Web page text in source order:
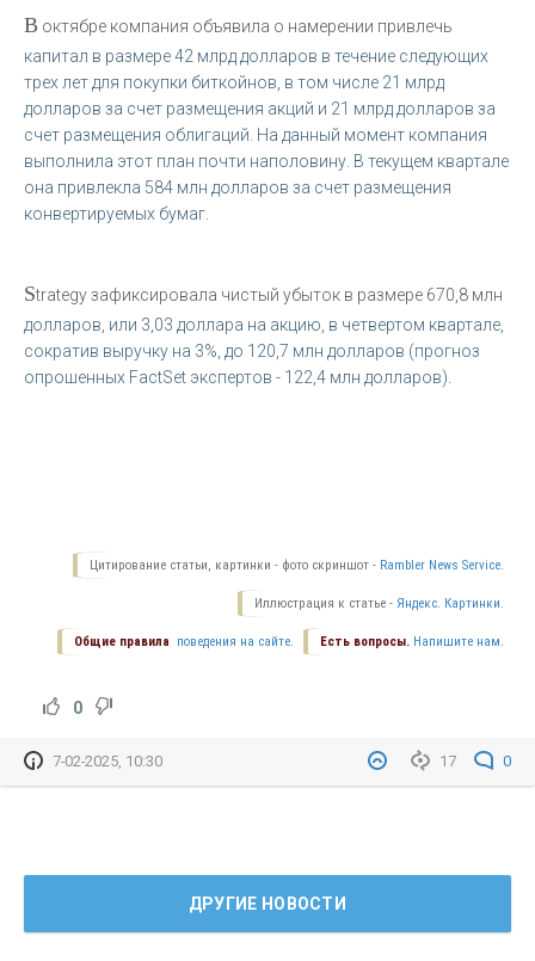
В октябре компания объявила о намерении привлечь
капитал в размере 42 млрд долларов в течение следующих
трех лет для покупки биткойнов, в том числе 21 млрд
долларов за счет размещения акций и 21 млрд долларов за
счет размещения облигаций. На данный момент компания
выполнила этот план почти наполовину. В текущем квартале
она привлекла 584 млн долларов за счет размещения
конвертируемых бумаг.
Strategy зафиксировала чистый убыток в размере 670,8 млн
долларов, или 3,03 доллара на акцию, в четвертом квартале,
сократив выручку на 3%, до 120,7 млн долларов (прогноз
опрошенных FactSet экспертов - 122,4 млн долларов).
Цитирование статьи, картинки - фото скриншот - Rambler News Service.
Иллюстрация к статье - Яндекс. Картинки.
Есть вопросы. Напишите нам.
Общие правила поведения на сайте.
0
17 0
7-02-2025, 10:30
ДРУГИЕ НОВОСТИ